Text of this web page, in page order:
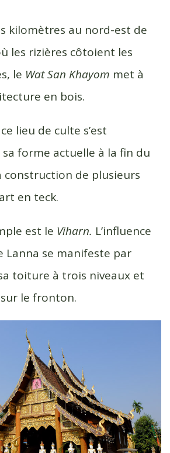
kilomètres au nord-est de
les rizières côtoient les
le Wat San Khayom met à
en bois.
lieu de culte s’est
forme actuelle à la fin du
construction de plusieurs
en teck.
est le Viharn. L’influence
Lanna se manifeste par
toiture à trois niveaux et
le fronton.